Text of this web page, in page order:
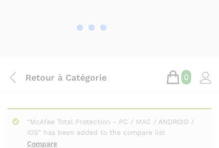
Retour à Catégorie 0
Compare
“McAfee Total Protection - PC / MAC / ANDROID /
IOS” has been added to the compare list